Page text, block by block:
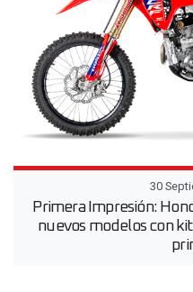
30
Primera Impresión:
nuevos modelos con